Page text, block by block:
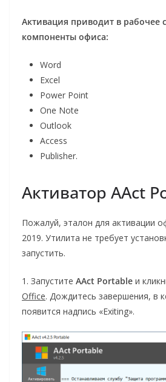
Активация приводит в рабочее
компоненты офиса:
Word
Excel
Power Point
One Note
Outlook
Access
Publisher.
Активатор AAct
Пожалуй, эталон для активации
2019. Утилита не требует
запустить.
1. Запустите AAct Portable и
Office. Дождитесь завершения, в
появится надпись «Exiting».